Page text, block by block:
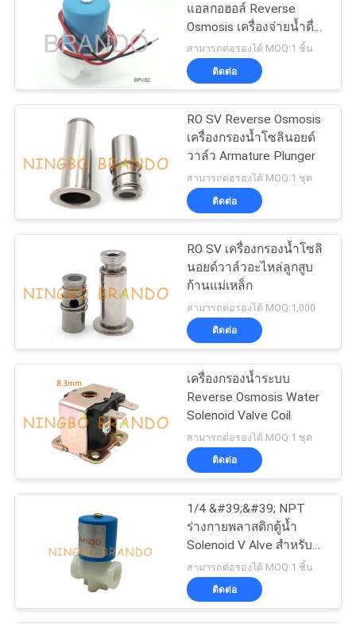
ติดต่อ
ทุน
COMPANY
NEWS
แผนผัง
เว็บไซต์
นโยบาย
ความ
ส่วน
แอลกอฮอล์ Reverse
Osmosis เครื่องจ่ายน้ำดื่ม
Solenoid Valve 24V DC
with Female 1/4 &quot;
สามารถต่อรองได้ MOQ:1 ชิ้น
ติดต่อ
RO SV Reverse Osmosis
เครื่องกรองน้ำโซลินอยด์
วาล์ว Armature Plunger
สามารถต่อรองได้ MOQ:1 ชุด
ติดต่อ
RO SV เครื่องกรองน้ำโซลิ
นอยด์วาล์วอะไหล่ลูกสูบ
ก้านแม่เหล็ก
สามารถต่อรองได้ MOQ:1,000
ติดต่อ
เครื่องกรองน้ำระบบ
Reverse Osmosis Water
Solenoid Valve Coil
สามารถต่อรองได้ MOQ:1 ชุด
ติดต่อ
1/4 &#39;&#39; NPT
ร่างกายพลาสติกตู้น้ำ
Solenoid V Alve สำหรับ
RO UV ย้อนกลับ Osmosis
ระบบบริสุทธิ์ด้ายภายใน
สามารถต่อรองได้ MOQ:1 ชิ้น
ติดต่อ